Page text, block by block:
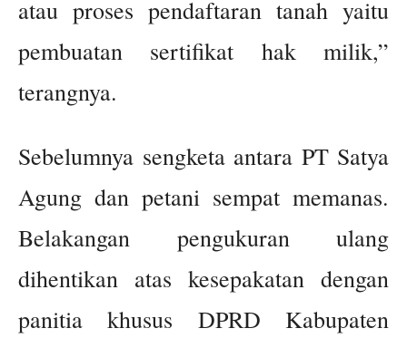
atau proses pendaftaran tanah yaitu
pembuatan sertifikat hak milik,”
terangnya.
Sebelumnya sengketa antara PT Satya
Agung dan petani sempat memanas.
Belakangan pengukuran ulang
dihentikan atas kesepakatan dengan
panitia khusus DPRD Kabupaten